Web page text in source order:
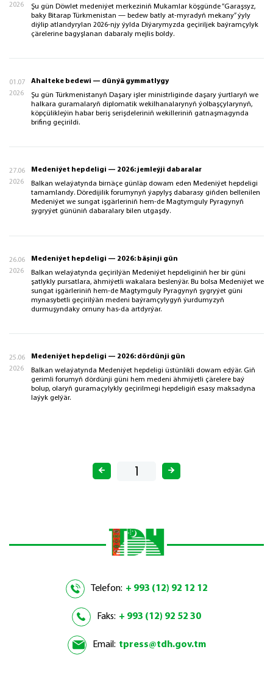
2026
Şu gün Döwlet medeniýet merkeziniň Mukamlar köşgünde “Garaşsyz,
baky Bitarap Türkmenistan — bedew batly at-myradyň mekany” ýyly
diýlip atlandyrylan 2026-njy ýylda Diýarymyzda geçiriljek baýramçylyk
çärelerine bagyşlanan dabaraly mejlis boldy.
01.07
2026
Ahalteke bedewi — dünýä gymmatlygy
Şu gün Türkmenistanyň Daşary işler ministrliginde daşary ýurtlaryň we
halkara guramalaryň diplomatik wekilhanalarynyň ýolbaşçylarynyň,
köpçülikleýin habar beriş serişdeleriniň wekilleriniň gatnaşmagynda
brifing geçirildi.
27.06
2026
Medeniýet hepdeligi — 2026: jemleýji dabaralar
Balkan welaýatynda birnäçe günläp dowam eden Medeniýet hepdeligi
tamamlandy. Döredijilik forumynyň ýapylyş dabarasy giňden bellenilen
Medeniýet we sungat işgärleriniň hem-de Magtymguly Pyragynyň
şygryýet gününiň dabaralary bilen utgaşdy.
26.06
2026
Medeniýet hepdeligi — 2026: bäşinji gün
Balkan welaýatynda geçirilýän Medeniýet hepdeliginiň her bir güni
şatlykly pursatlara, ähmiýetli wakalara beslenýär. Bu bolsa Medeniýet we
sungat işgärleriniň hem-de Magtymguly Pyragynyň şygryýet güni
mynasybetli geçirilýän medeni baýramçylygyň ýurdumyzyň
durmuşyndaky ornuny has-da artdyrýar.
25.06
2026
Medeniýet hepdeligi — 2026: dördünji gün
Balkan welaýatynda Medeniýet hepdeligi üstünlikli dowam edýär. Giň
gerimli forumyň dördünji güni hem medeni ähmiýetli çärelere baý
bolup, olaryň guramaçylykly geçirilmegi hepdeligiň esasy maksadyna
laýyk gelýär.
Telefon: + 993 (12) 92 12 12
Faks: + 993 (12) 92 52 30
Email: tpress@tdh.gov.tm